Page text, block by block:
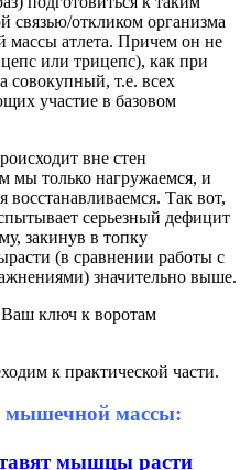
связью/откликом организма
массы атлета. Причем он не
или трицепс), как при
совокупный, т.е. всех
участие в базовом
вне стен
мы только нагружаемся, и
Так вот,
серьезный дефицит
закинув в топку
(в сравнении работы с
значительно выше.
ключ к воротам
к практической части.
мышечной массы: